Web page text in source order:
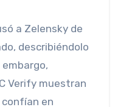
a Zelensky de
describiéndolo
embargo,
Verify muestran
confían en